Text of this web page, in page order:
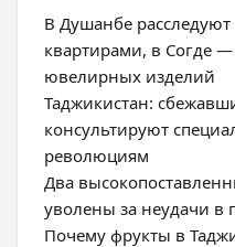
В Душанбе
квартирами, в Согде
ювелирных изделий
Таджикистан:
консультируют
революциям
Два
уволены за неудачи в
Почему фрукты в